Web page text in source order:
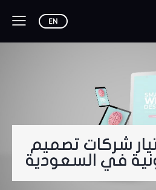
شركات تصميم
في السعودية